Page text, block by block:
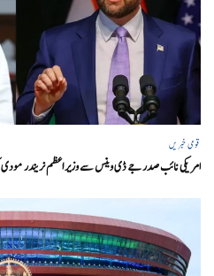
قومی خبریں
امریکی نائب صدر جے ڈی وینس سے وزیر اعظم نریندر مودی